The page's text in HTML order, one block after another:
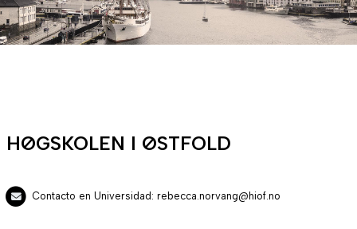
HØGSKOLEN I ØSTFOLD
Contacto en Universidad: rebecca.norvang@hiof.no